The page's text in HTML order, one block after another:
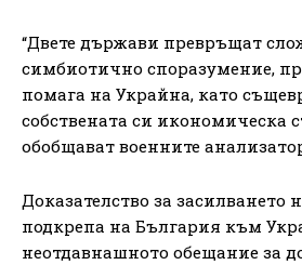
“Двете държави превръщат
симбиотично споразумение,
помага на Украйна, като
собствената си икономическа
обобщават военните
Доказателство за засилването
подкрепа на България към
неотдавнашното обещание за